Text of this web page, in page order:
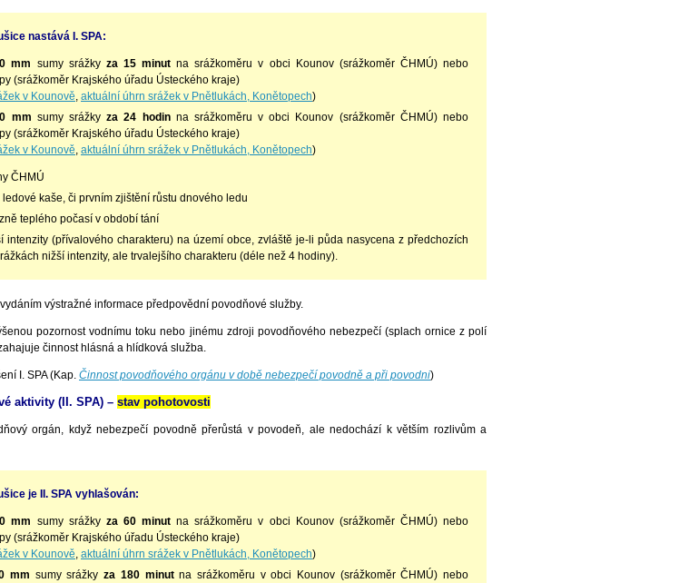
nastává I. SPA:
mm sumy srážky za 15 minut na srážkoměru v obci Kounov (srážkoměr ČHMÚ) nebo
(srážkoměr Krajského úřadu Ústeckého kraje)
v Kounově aktuální úhrn srážek v Pnětlukách, Konětopech)
mm sumy srážkyza 24 hodinna srážkoměru v obci Kounov (srážkoměr ČHMÚ) nebo
(srážkoměr Krajského úřadu Ústeckého kraje)
v Kounově aktuální úhrn srážek v Pnětlukách, Konětopech)
ČHMÚ
kaše, či prvním zjištění růstu dnového ledu
teplého počasí v období tání
intenzity (přívalového charakteru) na území obce, zvláště je-li půda nasycena z předchozích
nižší intenzity, ale trvalejšího charakteru (déle než 4 hodiny).
výstražné informace předpovědní povodňové služby.
pozornost vodnímu toku nebo jinému zdroji povodňového nebezpečí (splach ornice z polí
činnost hlásná a hlídková služba.
I. SPA (Kap. Činnost povodňového orgánu v době nebezpečí povodně a při povodni)
aktivity (II. SPA) – stav pohotovosti
orgán, když nebezpečí povodně přerůstá v povodeň, ale nedochází k větším rozlivům a
je II. SPA vyhlašován:
mm sumy srážky za 60 minut na srážkoměru v obci Kounov (srážkoměr ČHMÚ) nebo
(srážkoměr Krajského úřadu Ústeckého kraje)
v Kounově, aktuální úhrn srážek v Pnětlukách, Konětopech)
mm sumy srážkyza 180 minutna srážkoměru v obci Kounov (srážkoměr ČHMÚ) nebo